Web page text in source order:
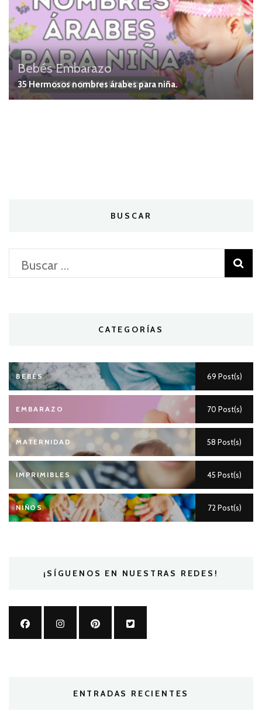
BebésEmbarazo
35 Hermosos nombres árabes para niña.
BUSCAR
Buscar:
CATEGORÍAS
BEBÉS 69 Post(s)
EMBARAZO 70 Post(s)
MATERNIDAD 58 Post(s)
IMPRIMIBLES 45 Post(s)
NIÑOS 72 Post(s)
¡SÍGUENOS EN NUESTRAS REDES!
ENTRADAS RECIENTES